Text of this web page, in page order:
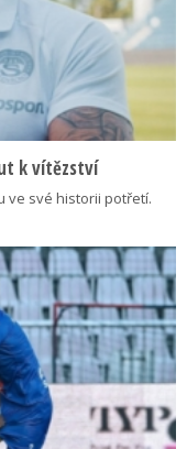
k vítězství
ve své historii potřetí.